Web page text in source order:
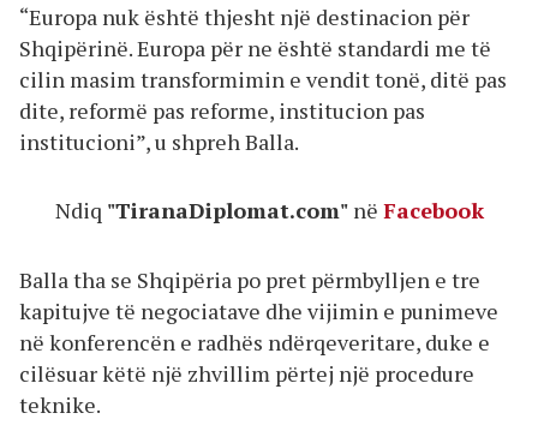
“Europa nuk është thjesht një destinacion për
Shqipërinë. Europa për ne është standardi me të
cilin masim transformimin e vendit tonë, ditë pas
dite, reformë pas reforme, institucion pas
institucioni”, u shpreh Balla.
Ndiq "TiranaDiplomat.com" në Facebook
Balla tha se Shqipëria po pret përmbylljen e tre
kapitujve të negociatave dhe vijimin e punimeve
në konferencën e radhës ndërqeveritare, duke e
cilësuar këtë një zhvillim përtej një procedure
teknike.